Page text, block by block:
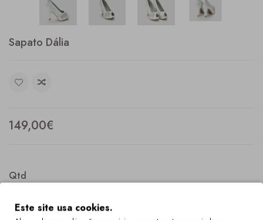
Sapato Dália
149,00€
Qtd
Este site usa cookies.